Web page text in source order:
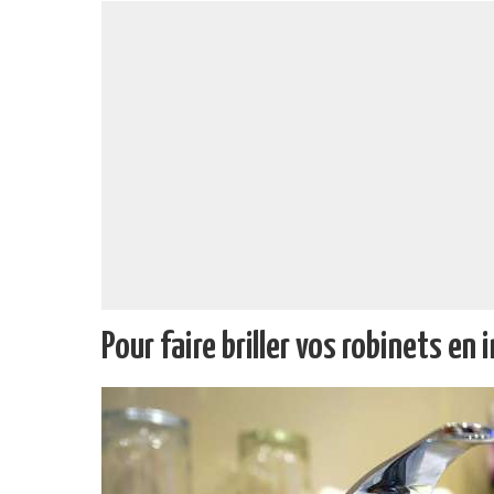
Pour faire briller vos robinets en